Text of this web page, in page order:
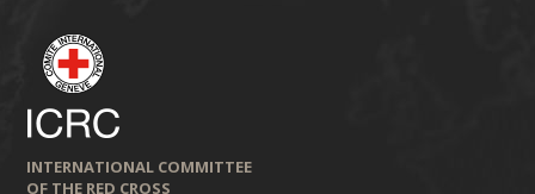
INTERNATIONAL COMMITTEE
OF THE RED CROSS